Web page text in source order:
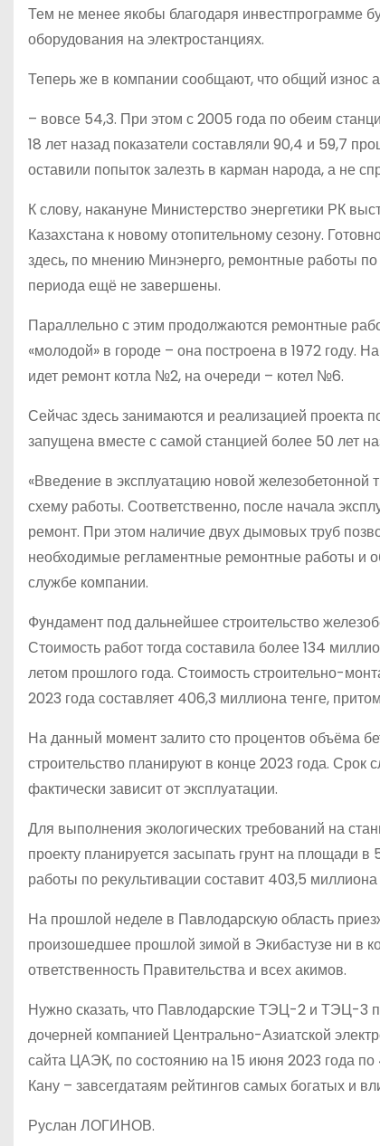
Тем не менее якобы благодаря инвестпрограмме
оборудования на электростанциях.
Теперь же в компании сообщают, что общий
– вовсе 54,3. При этом с 2005 года по обеим
18 лет назад показатели составляли 90,4 и 59,7
оставили попыток залезть в карман народа, а не
К слову, накануне Министерство энергетики РК
Казахстана к новому отопительному сезону.
здесь, по мнению Минэнерго, ремонтные работы
периода ещё не завершены.
Параллельно с этим продолжаются ремонтные
«молодой» в городе – она построена в 1972 году.
идет ремонт котла №2, на очереди – котел №6.
Сейчас здесь занимаются и реализацией проекта
запущена вместе с самой станцией более 50 лет
«Введение в эксплуатацию новой
схему работы. Соответственно, после начала
ремонт. При этом наличие двух дымовых труб
необходимые регламентные ремонтные работы и
службе компании.
Фундамент под дальнейшее строительство
Стоимость работ тогда составила более 134
летом прошлого года. Стоимость строительно-
2023 года составляет 406,3 миллиона тенге,
На данный момент залито сто процентов объёма
строительство планируют в конце 2023 года. Срок
фактически зависит от эксплуатации.
Для выполнения экологических требований на
проекту планируется засыпать грунт на площади
работы по рекультивации составит 403,5 миллиона
На прошлой неделе в Павлодарскую область
произошедшее прошлой зимой в Экибастузе ни в
ответственность Правительства и всех акимов.
Нужно сказать, что Павлодарские ТЭЦ-2 и ТЭЦ-3
дочерней компанией Центрально-Азиатской
сайта ЦАЭК, по состоянию на 15 июня 2023 года
Кану – завсегдатаям рейтингов самых богатых и
Руслан ЛОГИНОВ.